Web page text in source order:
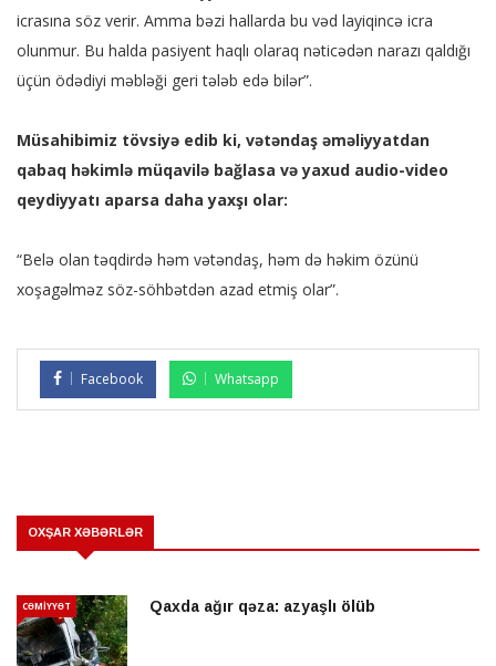
icrasına söz verir. Amma bəzi hallarda bu vəd layiqincə icra
olunmur. Bu halda pasiyent haqlı olaraq nəticədən narazı qaldığı
üçün ödədiyi məbləği geri tələb edə bilər”.
Müsahibimiz tövsiyə edib ki, vətəndaş əməliyyatdan
qabaq həkimlə müqavilə bağlasa və yaxud audio-video
qeydiyyatı aparsa daha yaxşı olar:
“Belə olan təqdirdə həm vətəndaş, həm də həkim özünü
xoşagəlməz söz-söhbətdən azad etmiş olar”.
Facebook Whatsapp
OXŞAR XƏBƏRLƏR
CƏMİYYƏT Qaxda ağır qəza: azyaşlı ölüb